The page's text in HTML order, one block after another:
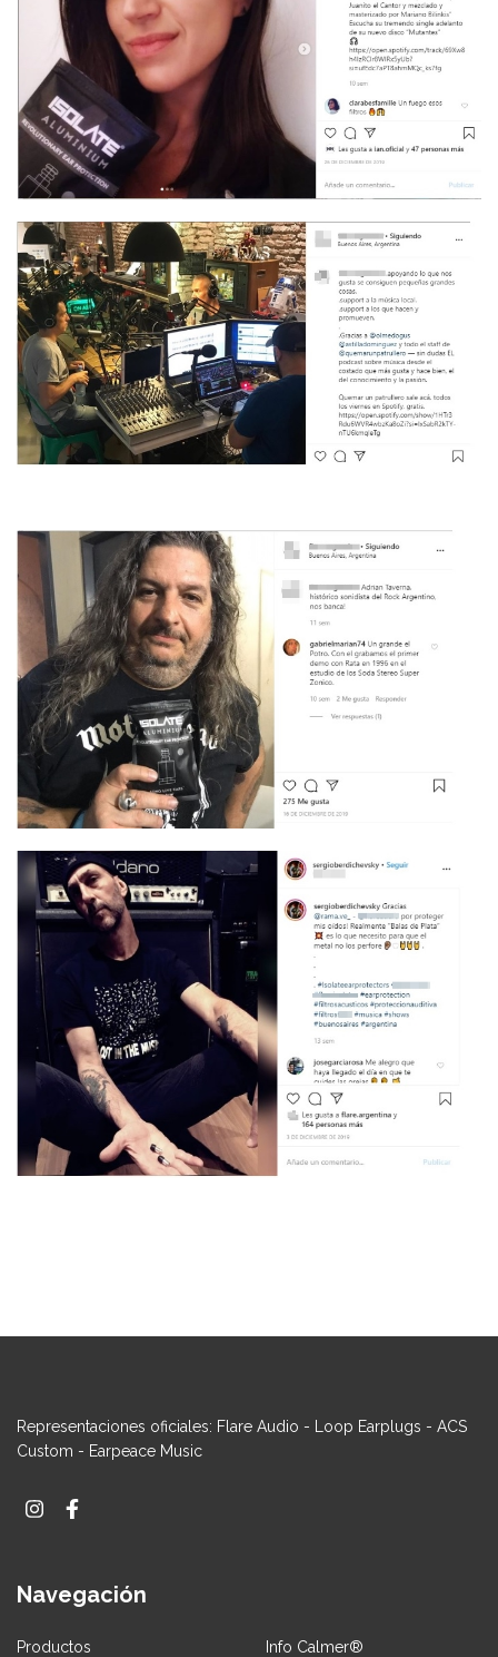
Representaciones oficiales: Flare Audio - Loop Earplugs - ACS
Custom - Earpeace Music
Navegación
Productos Info Calmer®